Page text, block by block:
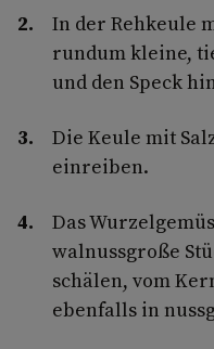
In der Rehkeule
rundum kleine,
und den Speck
Die Keule mit
einreiben.
Das
walnussgroße
schälen, vom
ebenfalls in